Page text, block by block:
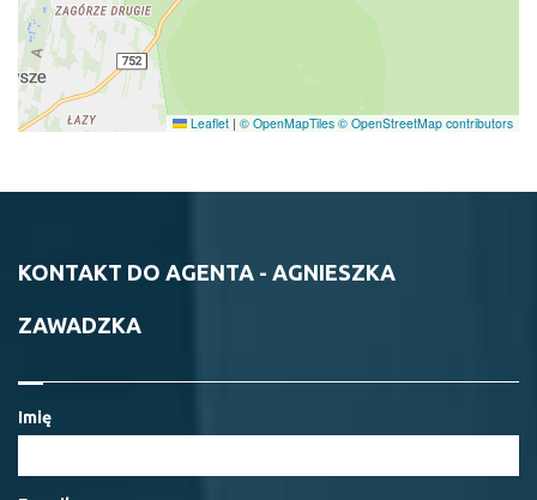
Leaflet | © OpenMapTiles © OpenStreetMap contributors
KONTAKT DO AGENTA - AGNIESZKA
ZAWADZKA
Imię